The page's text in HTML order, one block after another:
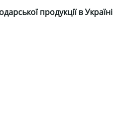
продукції в Україні